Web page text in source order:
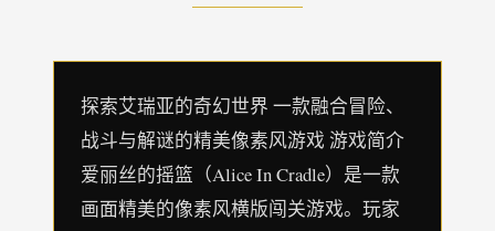
探索艾瑞亚的奇幻世界 一款融合冒险、
战斗与解谜的精美像素风游戏 游戏简介
爱丽丝的摇篮（Alice In Cradle）是一款
画面精美的像素风横版闯关游戏。玩家